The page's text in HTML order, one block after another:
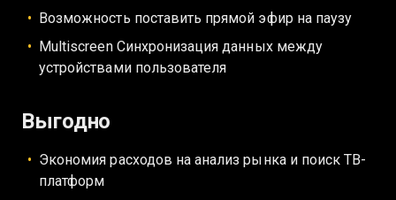
Возможность поставить прямой эфир на паузу
Multiscreen Синхронизация данных между
устройствами пользователя
Выгодно
Экономия расходов на анализ рынка и поиск ТВ-
платформ